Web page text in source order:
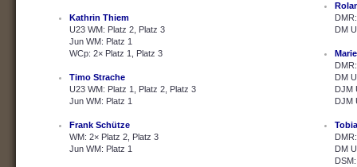
Kathrin Thiem
U23 WM: Platz 2, Platz 3
Jun WM: Platz 1
WCp: 2× Platz 1, Platz 3
Timo Strache
U23 WM: Platz 1, Platz 2, Platz 3
Jun WM: Platz 1
Frank Schütze
WM: 2× Platz 2, Platz 3
Jun WM: Platz 1
DM
DM
DJM
DJM
DM